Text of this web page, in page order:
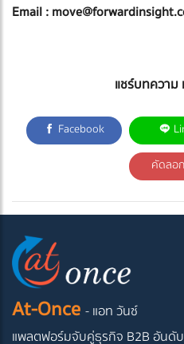
Email :
แชร์บทความ
Facebook
คัดลอ
At-Once - แอท วันซ์
แพลตฟอร์มจับคู่ธุรกิจ B2B อันดับ